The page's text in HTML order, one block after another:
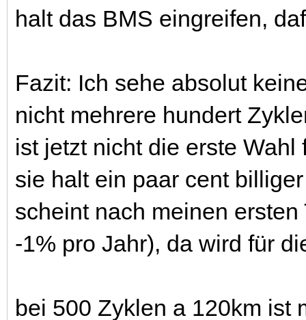
halt das BMS eingreifen,
Fazit: Ich sehe absolut
nicht mehrere hundert
ist jetzt nicht die erste
sie halt ein paar cent
scheint nach meinen
-1% pro Jahr), da wird für
bei 500 Zyklen a 120km ist